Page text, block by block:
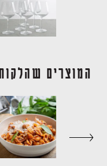
המוצרים